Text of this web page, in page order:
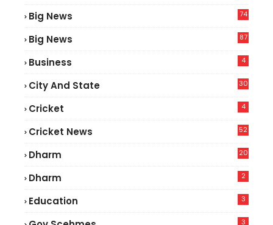
Big News
74
Big News
87
Business 4
City And State 30
Cricket 4
Cricket News
52
Dharm 20
Dharm 2
Education 3
3